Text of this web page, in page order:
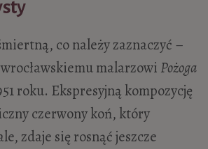
co należy zaznaczyć –
wrocławskiemu malarzowi Pożoga
roku. Ekspresyjną kompozycję
czerwony koń, który
zdaje się rosnąć jeszcze